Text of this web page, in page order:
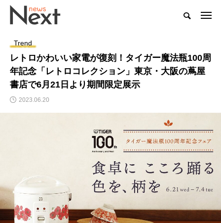
Trend
レトロかわいい家電が復刻！タイガー魔法瓶100周
年記念「レトロコレクション」東京・大阪の蔦屋
書店で6月21日より期間限定展示
2023.06.20